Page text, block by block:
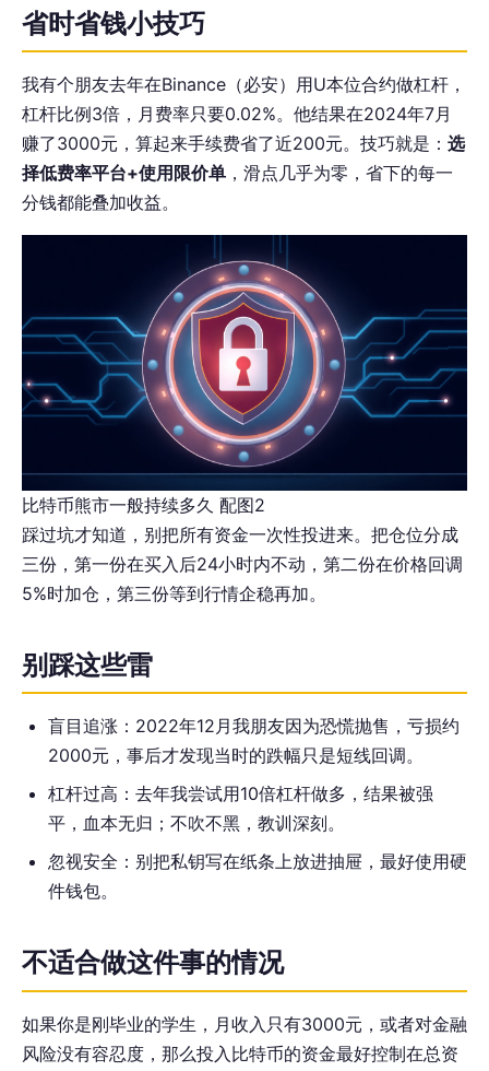
省时省钱小技巧
我有个朋友去年在Binance（必安）用U本位合约做杠杆，
杠杆比例3倍，月费率只要0.02%。他结果在2024年7月
赚了3000元，算起来手续费省了近200元。技巧就是： 选
择低费率平台+使用限价单 ，滑点几乎为零，省下的每一
分钱都能叠加收益。
比特币熊市一般持续多久 配图2
踩过坑才知道，别把所有资金一次性投进来。把仓位分成
三份，第一份在买入后24小时内不动，第二份在价格回调
5%时加仓，第三份等到行情企稳再加。
别踩这些雷
盲目追涨：2022年12月我朋友因为恐慌抛售，亏损约
2000元，事后才发现当时的跌幅只是短线回调。
杠杆过高：去年我尝试用10倍杠杆做多，结果被强
平，血本无归；不吹不黑，教训深刻。
忽视安全：别把私钥写在纸条上放进抽屉，最好使用硬
件钱包。
不适合做这件事的情况
如果你是刚毕业的学生，月收入只有3000元，或者对金融
风险没有容忍度，那么投入比特币的资金最好控制在总资